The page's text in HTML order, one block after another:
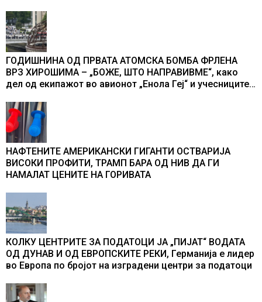
ГОДИШНИНА ОД ПРВАТА АТОМСКА БОМБА ФРЛЕНА
ВРЗ ХИРОШИМА – „БОЖЕ, ШТО НАПРАВИВМЕ“, како
дел од екипажот во авионот „Енола Геј“ и учесниците
промени текот на историјата
НАФТЕНИТЕ АМЕРИКАНСКИ ГИГАНТИ ОСТВАРИЈА
ВИСОКИ ПРОФИТИ, ТРАМП БАРА ОД НИВ ДА ГИ
НАМАЛАТ ЦЕНИТЕ НА ГОРИВАТА
КОЛКУ ЦЕНТРИТЕ ЗА ПОДАТОЦИ ЈА „ПИЈАТ“ ВОДАТА
ОД ДУНАВ И ОД ЕВРОПСКИТЕ РЕКИ, Германија е лидер
во Европа по бројот на изградени центри за податоци